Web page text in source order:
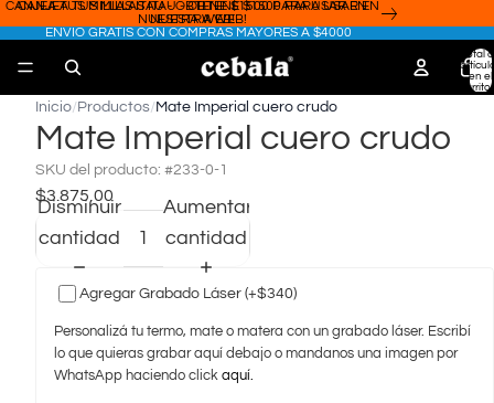
CANJEA TUS MILLAS ITAÚ - OBTENÉ $1500 PARA USAR EN
NUESTRA WEB!
CANJEA TUS MILLAS ITAÚ - OBTENÉ $1500 PARA USAR EN
NUESTRA WEB!
ENVÍO GRATIS CON COMPRAS MAYORES A $4000
Total
en el
Inicio/Productos/Mate Imperial cuero crudo
Mate Imperial cuero crudo
SKU del producto: #233-0-1
$3.875,00
Disminuir
cantidad
Aumentar
cantidad
Agregar Grabado Láser (+$340)
Personalizá tu termo, mate o matera con un grabado láser. Escribí
lo que quieras grabar aquí debajo o mandanos una imagen por
WhatsApp haciendo click aquí.